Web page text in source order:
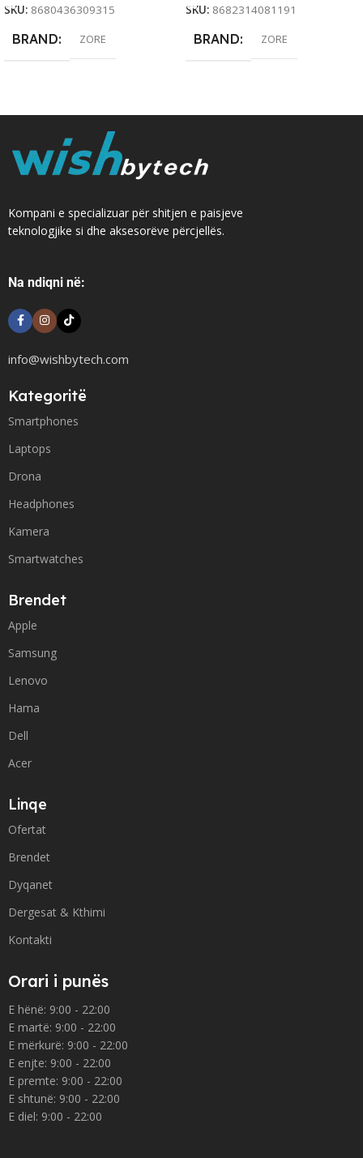
SKU: 8680436309315
BRAND ZORE
SKU: 8682314081191
BRAND ZORE
Kompani e specializuar për shitjen e paisjeve
teknologjike si dhe aksesorëve përcjellës.
Na ndiqni në:
info@wishbytech.com
Kategoritë
Smartphones
Laptops
Drona
Headphones
Kamera
Smartwatches
Brendet
Apple
Samsung
Lenovo
Hama
Dell
Acer
Linqe
Ofertat
Brendet
Dyqanet
Dergesat & Kthimi
Kontakti
Orari i punës
E hënë: 9:00 - 22:00
E martë: 9:00 - 22:00
E mërkurë: 9:00 - 22:00
E enjte: 9:00 - 22:00
E premte: 9:00 - 22:00
E shtunë: 9:00 - 22:00
E diel: 9:00 - 22:00